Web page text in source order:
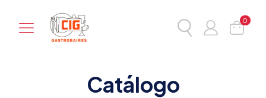
0
Catálogo